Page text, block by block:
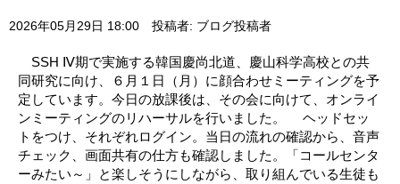
2026年05月29日 18:00 投稿者: ブログ投稿者
SSH Ⅳ期で実施する韓国慶尚北道、慶山科学高校との共
同研究に向け、６月１日（月）に顔合わせミーティングを予
定しています。今日の放課後は、その会に向けて、オンライ
ンミーティングのリハーサルを行いました。 ヘッドセッ
トをつけ、それぞれログイン。当日の流れの確認から、音声
チェック、画面共有の仕方も確認しました。「コールセンタ
ーみたい～」と楽しそうにしながら、取り組んでいる生徒も